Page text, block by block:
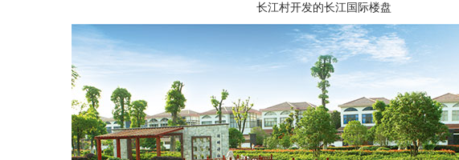
长江村开发的长江国际楼盘